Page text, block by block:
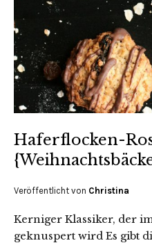
Haferflocken-
Veröffentlicht von Christina
Kerniger Klassiker, der
geknuspert wird Es gibt